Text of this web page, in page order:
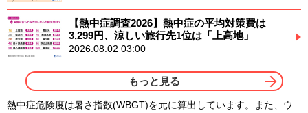
【熱中症調査2026】熱中症の平均対策費は
3,299円、涼しい旅行先1位は「上高地」
2026.08.02 03:00
もっと見る
熱中症危険度は暑さ指数(WBGT)を元に算出しています。また、ウ